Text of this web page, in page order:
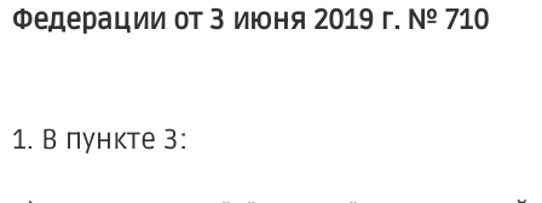
Федерации от 3 июня 2019 г. № 710
1. В пункте 3: